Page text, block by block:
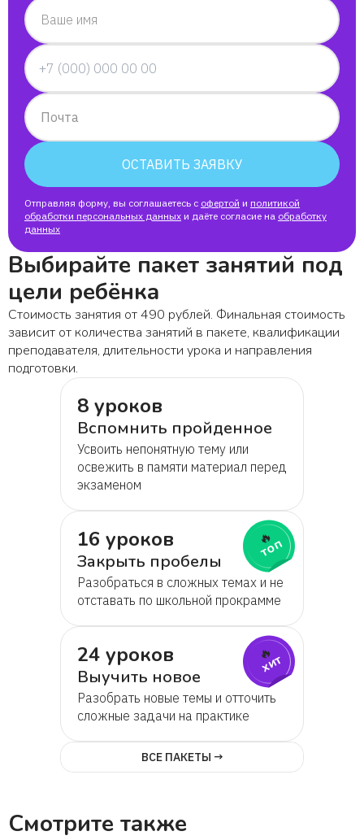
Ваше имя
Почта
ОСТАВИТЬ ЗАЯВКУ
Отправляя форму, вы соглашаетесь с офертой и политикой
обработки персональных данных и даёте согласие на обработку
данных
Выбирайте пакет занятий под
цели ребёнка
Стоимость занятия от 490 рублей. Финальная стоимость
зависит от количества занятий в пакете, квалификации
преподавателя, длительности урока и направления
подготовки.
8 уроков
Вспомнить пройденное
Усвоить непонятную тему или
освежить в памяти материал перед
экзаменом
16 уроков
Закрыть пробелы
Разобраться в сложных темах и не
отставать по школьной прокрамме
🔥
топ
24 уроков
Выучить новое
Разобрать новые темы и отточить
сложные задачи на практике
🔥
хит
ВСЕ ПАКЕТЫ →
Смотрите также